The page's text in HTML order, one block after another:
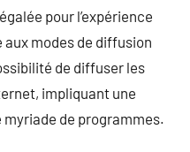
pour l’expérience
modes de diffusion
de diffuser les
impliquant une
de programmes.